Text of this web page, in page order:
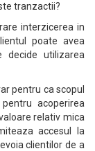
tranzactii?
interzicerea in
poate avea
decide utilizarea
pentru ca scopul
acoperirea
relativ mica
accesul la
clientilor de a